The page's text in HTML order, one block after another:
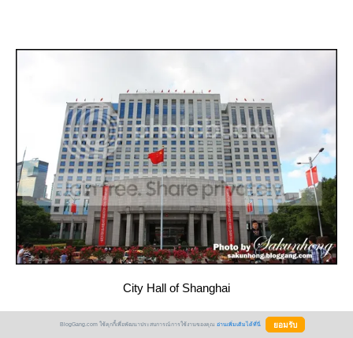
City Hall of Shanghai
BlogGang.com ใช้คุกกี้เพื่อพัฒนาประสบการณ์การใช้งานของคุณ อ่านเพิ่มเติมได้ที่นี่